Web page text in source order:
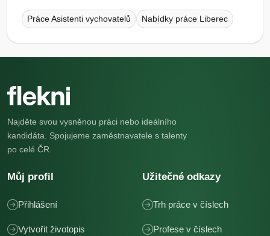
Práce Asistenti vychovatelů Nabídky práce Liberec
Najděte svou vysněnou práci nebo ideálního
kandidáta. Spojujeme zaměstnavatele s talenty
po celé ČR.
Můj profil
Přihlášení
Vytvořit životopis
Užitečné odkazy
Trh práce v číslech
Profese v číslech